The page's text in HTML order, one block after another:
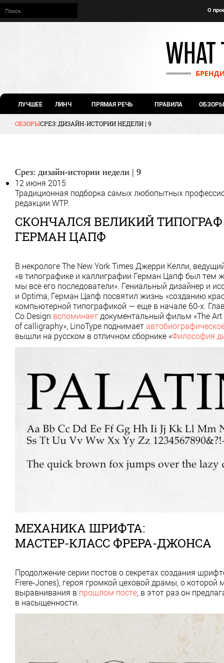
О
ЛУЧШЕЕ ЛИНЧ ПРЯМАЯ РЕЧЬ ПРАВИЛА ОБЗОРЫ
ОБЗОРЫСРЕЗ: ДИЗАЙН-ИСТОРИИ НЕДЕЛИ | 9
Срез: дизайн-истории недели | 9
12 июня 2015
Традиционная подборка самых любопытных
редакции WTP.
СКОНЧАЛСЯ ВЕЛИКИЙ ТИПОГРАФ
ГЕРМАН ЦАПФ
В некрологе The New York Times Джерри Келли,
«в типографике и каллиграфии Герман Цапф был тем
мы все его последователи». Гениальный дизайнер и
и Optima, Герман Цапф посвятил жизнь «созданию
компьютерной типографикой — еще в начале 60-х.
Co.Design вспоминает документальный фильм «The
of calligraphy», LinoType поднимает
вышли на русском в отличном сборнике «Философия
МЕХАНИКА ШРИФТА:
МАСТЕР-КЛАСС ФРЕРА-ДЖОНСА
Продолжение серии постов о секретах создания
Frere-Jones), героя громкой цеховой драмы, о
выравнивания в прошлом посте , в этот раз он
в насыщенности.